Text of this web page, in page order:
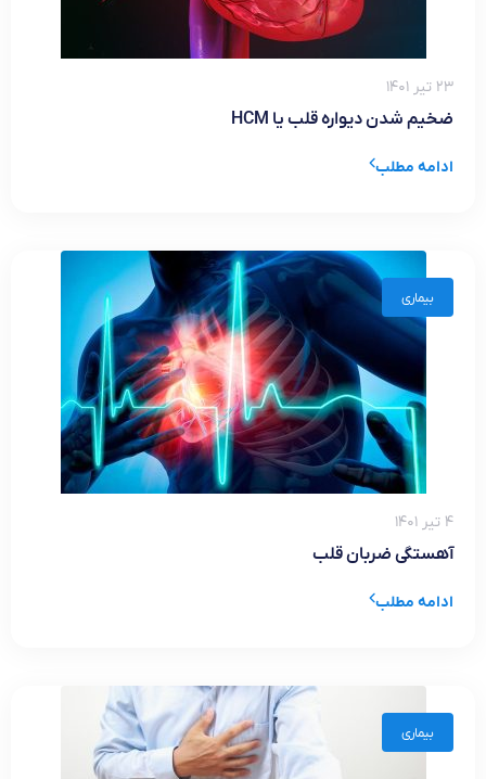
۲۳ تیر ۱۴۰۱
ضخیم شدن دیواره قلب یا HCM
ادامه مطلب
بیماری
۴ تیر ۱۴۰۱
آهستگی ضربان قلب
ادامه مطلب
بیماری